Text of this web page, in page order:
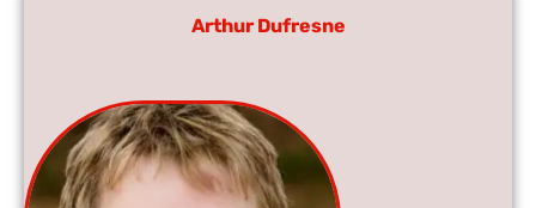
Arthur Dufresne